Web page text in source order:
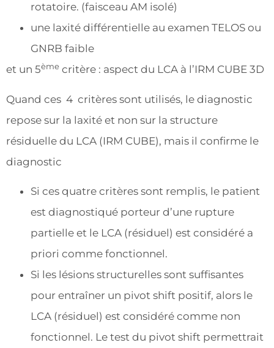
rotatoire. (faisceau AM isolé)
une laxité différentielle au examen TELOS ou
GNRB faible
et un 5ème critère : aspect du LCA à l’IRM CUBE 3D
Quand ces 4 critères sont utilisés, le diagnostic
repose sur la laxité et non sur la structure
résiduelle du LCA (IRM CUBE), mais il confirme le
diagnostic
Si ces quatre critères sont remplis, le patient
est diagnostiqué porteur d’une rupture
partielle et le LCA (résiduel) est considéré a
priori comme fonctionnel.
Si les lésions structurelles sont suffisantes
pour entraîner un pivot shift positif, alors le
LCA (résiduel) est considéré comme non
fonctionnel. Le test du pivot shift permettrait